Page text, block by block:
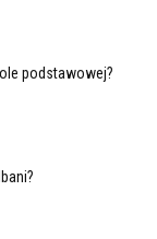
podstawowej?